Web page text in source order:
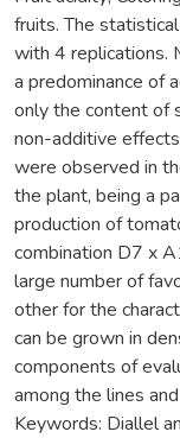
fruits. The
with 4 replications.
a predominance of
only the content of
non-additive
were observed in
the plant, being a
production of
combination D7 x
large number of
other for the
can be grown in
components of
among the lines
Keywords: Diallel